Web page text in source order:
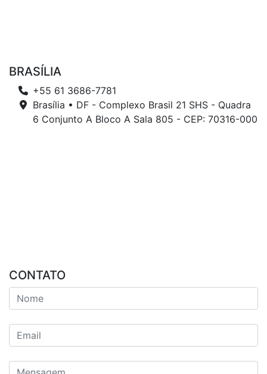
BRASÍLIA
+55 61 3686-7781
Brasília • DF - Complexo Brasil 21 SHS - Quadra
6 Conjunto A Bloco A Sala 805 - CEP: 70316-000
CONTATO